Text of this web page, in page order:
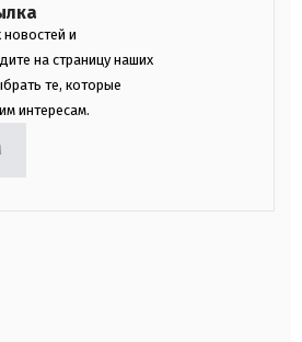
новостей и
на страницу наших
те, которые
интересам.